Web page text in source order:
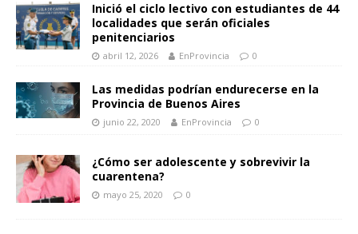
Inició el ciclo lectivo con estudiantes de 44
localidades que serán oficiales
penitenciarios
abril 12, 2026 EnProvincia 0
Las medidas podrían endurecerse en la
Provincia de Buenos Aires
junio 22, 2020 EnProvincia 0
¿Cómo ser adolescente y sobrevivir la
cuarentena?
mayo 25, 2020 0